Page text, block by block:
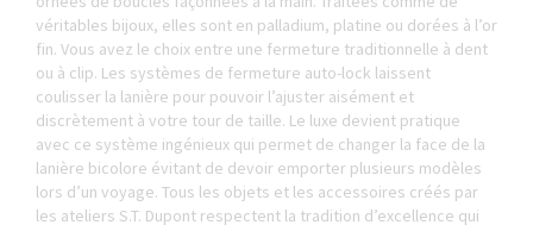
véritables bijoux, elles sont en palladium, platine ou dorées à l’or
fin. Vous avez le choix entre une fermeture traditionnelle à dent
ou à clip. Les systèmes de fermeture auto-lock laissent
coulisser la lanière pour pouvoir l’ajuster aisément et
discrètement à votre tour de taille. Le luxe devient pratique
avec ce système ingénieux qui permet de changer la face de la
lanière bicolore évitant de devoir emporter plusieurs modèles
lors d’un voyage. Tous les objets et les accessoires créés par
les ateliers S.T. Dupont respectent la tradition d’excellence qui